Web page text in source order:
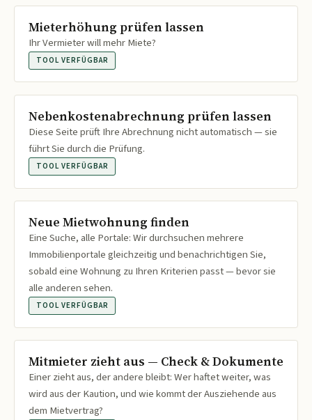
Mieterhöhung prüfen lassen
Ihr Vermieter will mehr Miete?
TOOL VERFÜGBAR
Nebenkostenabrechnung prüfen lassen
Diese Seite prüft Ihre Abrechnung nicht automatisch — sie
führt Sie durch die Prüfung.
TOOL VERFÜGBAR
Neue Mietwohnung finden
Eine Suche, alle Portale: Wir durchsuchen mehrere
Immobilienportale gleichzeitig und benachrichtigen Sie,
sobald eine Wohnung zu Ihren Kriterien passt — bevor sie
alle anderen sehen.
TOOL VERFÜGBAR
Mitmieter zieht aus — Check & Dokumente
Einer zieht aus, der andere bleibt: Wer haftet weiter, was
wird aus der Kaution, und wie kommt der Ausziehende aus
dem Mietvertrag?